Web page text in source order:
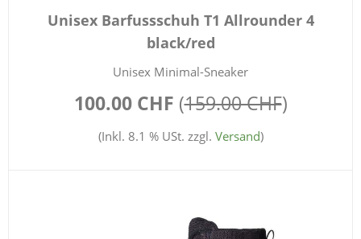
Unisex Barfussschuh T1 Allrounder 4
black/red
Unisex Minimal-Sneaker
100.00 CHF (159.00 CHF)
(Inkl. 8.1 % USt. zzgl. Versand)